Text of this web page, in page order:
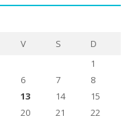
V S
D
1
6 7
8
13 14
15
20 21
22